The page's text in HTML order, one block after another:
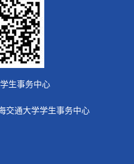
生事务中心
交通大学学生事务中心